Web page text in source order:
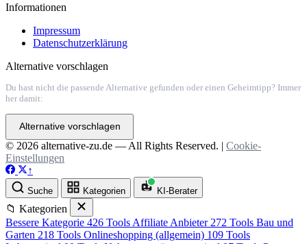
Informationen
Impressum
Datenschutzerklärung
Alternative vorschlagen
Du hast nicht die passende Alternative gefunden oder einen Geheimtipp? Immer
her damit:
Alternative vorschlagen
© 2026 alternative-zu.de — All Rights Reserved. | Cookie-
Einstellungen
↑
Suche Kategorien KI-Berater
📁 Kategorien
Bessere Kategorie 426 Tools Affiliate Anbieter 272 Tools Bau und
Garten 218 Tools Onlineshopping (allgemein) 109 Tools